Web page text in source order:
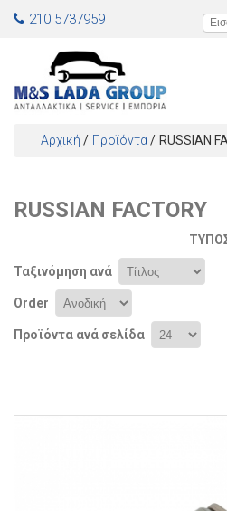
Jump to navigation
210 5737959
Είστε εδώ
Αρχική / Προϊόντα / RUSSIAN
RUSSIAN FACTORY
Ταξινόμηση ανά
Order
Προϊόντα ανά σελίδα